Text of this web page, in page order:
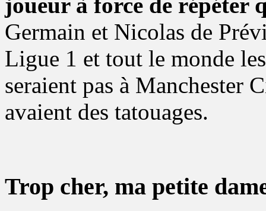
joueur à force de répéter
Germain et Nicolas de
Ligue 1 et tout le monde
seraient pas à Manchester
avaient des tatouages.
Trop cher, ma petite